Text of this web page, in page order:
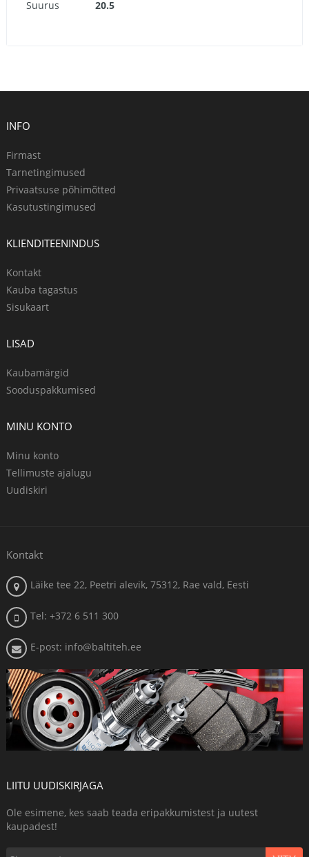
Suurus 20.5
INFO
Firmast
Tarnetingimused
Privaatsuse põhimõtted
Kasutustingimused
KLIENDITEENINDUS
Kontakt
Kauba tagastus
Sisukaart
LISAD
Kaubamärgid
Sooduspakkumised
MINU KONTO
Minu konto
Tellimuste ajalugu
Uudiskiri
Kontakt
Läike tee 22, Peetri alevik, 75312, Rae vald, Eesti
Tel: +372 6 511 300
E-post: info@baltiteh.ee
LIITU UUDISKIRJAGA
Ole esimene, kes saab teada eripakkumistest ja uutest
kaupadest!